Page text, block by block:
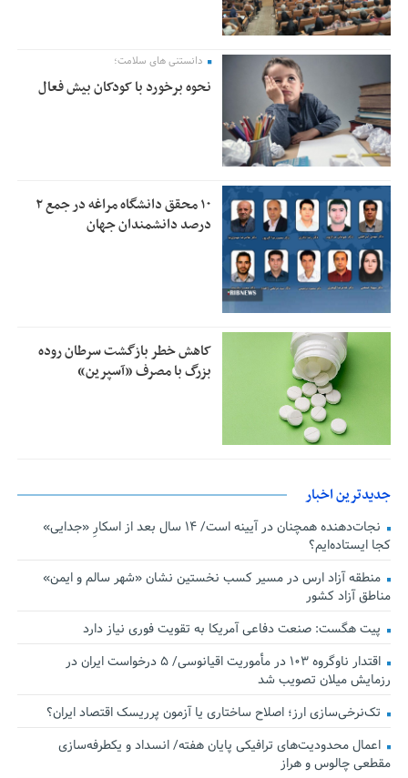
دانستنی های سلامت؛
نحوه برخورد با کودکان بیش فعال
۱۰ محقق دانشگاه مراغه در جمع ۲
درصد دانشمندان جهان
کاهش خطر بازگشت سرطان روده
بزرگ با مصرف «آسپرین»
جدیدترین اخبار
نجات‌دهنده‌ همچنان در آیینه است/ ۱۴ سال بعد از اسکارِ «جدایی»
کجا ایستاده‌ایم؟
منطقه آزاد ارس در مسیر کسب نخستین نشان «شهر سالم و ایمن»
مناطق آزاد کشور
پیت هگست: صنعت دفاعی آمریکا به تقویت فوری نیاز دارد
اقتدار ناوگروه ۱۰۳ در مأموریت‌ اقیانوسی/ ۵ درخواست ایران در
رزمایش میلان تصویب شد
تک‌نرخی‌سازی ارز؛ اصلاح ساختاری یا آزمون پرریسک اقتصاد ایران؟
اعمال محدودیت‌های ترافیکی پایان هفته/ انسداد و یکطرفه‌سازی
مقطعی چالوس و هراز